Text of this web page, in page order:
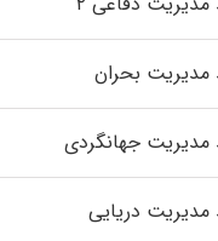
مدیریت بحران
مدیریت جهانگردی
مدیریت دریایی